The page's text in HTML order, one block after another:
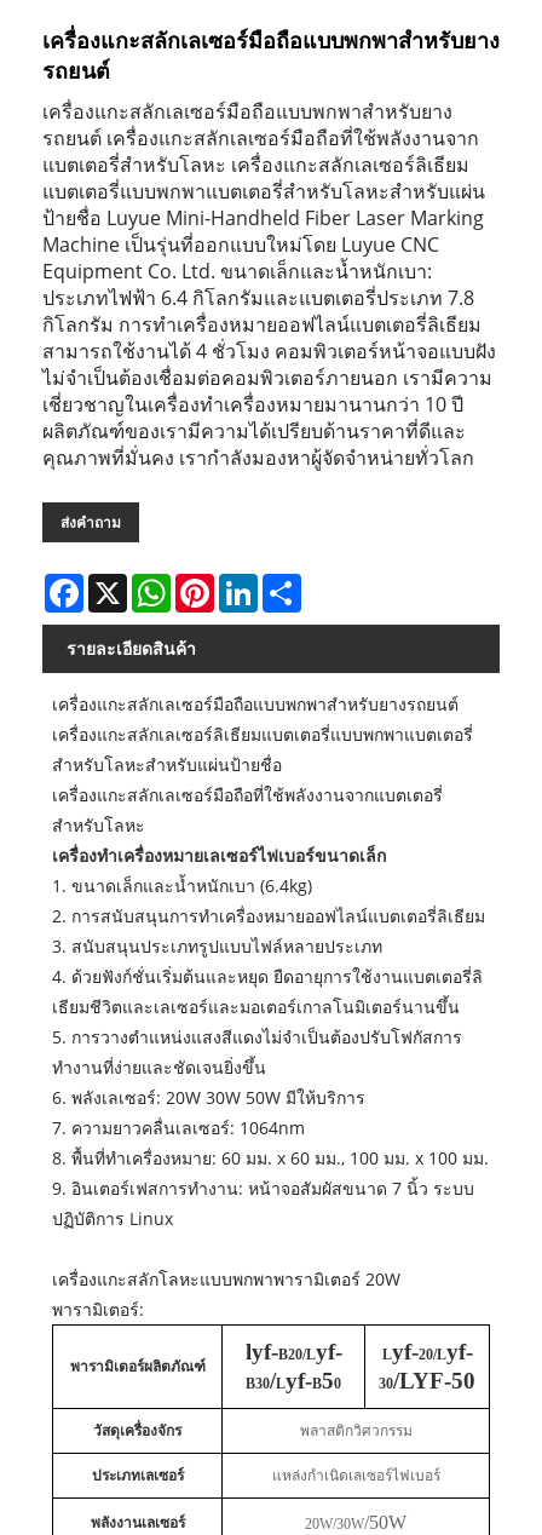
เครื่องแกะสลักเลเซอร์มือถือแบบพกพาสำหรับยาง
รถยนต์
เครื่องแกะสลักเลเซอร์มือถือแบบพกพาสำหรับยาง
รถยนต์ เครื่องแกะสลักเลเซอร์มือถือที่ใช้พลังงานจาก
แบตเตอรี่สำหรับโลหะ เครื่องแกะสลักเลเซอร์ลิเธียม
แบตเตอรี่แบบพกพาแบตเตอรี่สำหรับโลหะสำหรับแผ่น
ป้ายชื่อ Luyue Mini-Handheld Fiber Laser Marking
Machine เป็นรุ่นที่ออกแบบใหม่โดย Luyue CNC
Equipment Co. Ltd. ขนาดเล็กและน้ำหนักเบา:
ประเภทไฟฟ้า 6.4 กิโลกรัมและแบตเตอรี่ประเภท 7.8
กิโลกรัม การทำเครื่องหมายออฟไลน์แบตเตอรี่ลิเธียม
สามารถใช้งานได้ 4 ชั่วโมง คอมพิวเตอร์หน้าจอแบบฝัง
ไม่จำเป็นต้องเชื่อมต่อคอมพิวเตอร์ภายนอก เรามีความ
เชี่ยวชาญในเครื่องทำเครื่องหมายมานานกว่า 10 ปี
ผลิตภัณฑ์ของเรามีความได้เปรียบด้านราคาที่ดีและ
คุณภาพที่มั่นคง เรากำลังมองหาผู้จัดจำหน่ายทั่วโลก
ส่งคำถาม
Facebook
X WhatsAppPinterestLinkedIn
รายละเอียดสินค้า
เครื่องแกะสลักเลเซอร์มือถือแบบพกพาสำหรับยางรถยนต์
เครื่องแกะสลักเลเซอร์ลิเธียมแบตเตอรี่แบบพกพาแบตเตอรี่
สำหรับโลหะสำหรับแผ่นป้ายชื่อ
เครื่องแกะสลักเลเซอร์มือถือที่ใช้พลังงานจากแบตเตอรี่
สำหรับโลหะ
เครื่องทำเครื่องหมายเลเซอร์ไฟเบอร์ขนาดเล็ก
1. ขนาดเล็กและน้ำหนักเบา (6.4kg)
2. การสนับสนุนการทำเครื่องหมายออฟไลน์แบตเตอรี่ลิเธียม
3. สนับสนุนประเภทรูปแบบไฟล์หลายประเภท
4. ด้วยฟังก์ชั่นเริ่มต้นและหยุด ยืดอายุการใช้งานแบตเตอรี่ลิ
เธียมชีวิตและเลเซอร์และมอเตอร์เกาลโนมิเตอร์นานขึ้น
5. การวางตำแหน่งแสงสีแดงไม่จำเป็นต้องปรับโฟกัสการ
ทำงานที่ง่ายและชัดเจนยิ่งขึ้น
6. พลังเลเซอร์: 20W 30W 50W มีให้บริการ
7. ความยาวคลื่นเลเซอร์: 1064nm
8. พื้นที่ทำเครื่องหมาย: 60 มม. x 60 มม., 100 มม. x 100 มม.
9. อินเตอร์เฟสการทำงาน: หน้าจอสัมผัสขนาด 7 นิ้ว ระบบ
ปฏิบัติการ Linux
เครื่องแกะสลักโลหะแบบพกพาพารามิเตอร์ 20W
พารามิเตอร์:
พารามิเตอร์ผลิตภัณฑ์
lyf-B20/Lyf-
B30/Lyf-B50
Lyf-20/Lyf-
30/LYF-50
วัสดุเครื่องจักร พลาสติกวิศวกรรม
ประเภทเลเซอร์ แหล่งกำเนิดเลเซอร์ไฟเบอร์
พลังงานเลเซอร์ 20W/30W/50W